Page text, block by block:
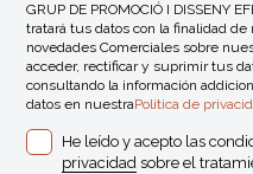
GRUP DE PROMOCIÓ I DISSENY
tratará tus datos con la finalidad
novedades Comerciales sobre
acceder, rectificar y suprimir tus
consultando la información
datos en nuestraPolítica de
He leído y acepto las
privacidad sobre el